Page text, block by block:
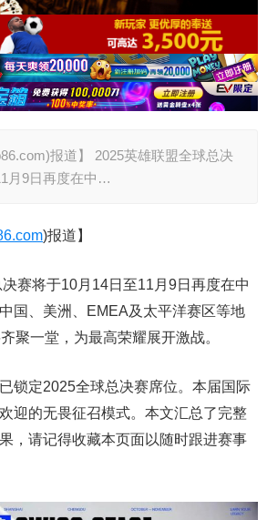
报道】 2025英雄联盟全球总决
月9日再度在中…
)报道】
赛将于10月14日至11月9日再度在中
国、美洲、EMEA及太平洋赛区等地
聚一堂，为最高荣耀展开激战。
锁定2025全球总决赛席位。本届国际
迎的无畏征召模式。本文汇总了完整
，请记得收藏本页面以随时跟进赛事